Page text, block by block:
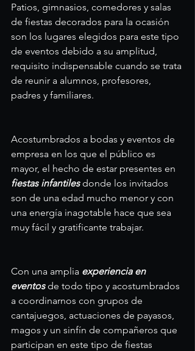
Patios, gimnasios, comedores y salas
de fiestas decorados para la ocasión
son los lugares elegidos para este tipo
de eventos debido a su amplitud,
requisito indispensable cuando se trata
de reunir a alumnos, profesores,
padres y familiares.
Acostumbrados a bodas y eventos de
empresa en los que el público es
mayor, el hecho de estar presentes en
fiestas infantiles donde los invitados
son de una edad mucho menor y con
una energía inagotable hace que sea
muy fácil y gratificante trabajar.
Con una amplia experiencia en
eventos de todo tipo y acostumbrados
a coordinarnos con grupos de
cantajuegos, actuaciones de payasos,
magos y un sinfín de compañeros que
participan en este tipo de fiestas